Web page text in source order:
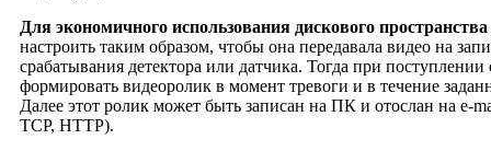
Для экономичного использования дискового
настроить таким образом, чтобы она передавала видео на
срабатывания детектора или датчика. Тогда при
формировать видеоролик в момент тревоги и в течение
Далее этот ролик может быть записан на ПК и отослан на e-
TCP, HTTP).